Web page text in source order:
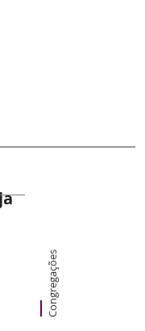
Congregações